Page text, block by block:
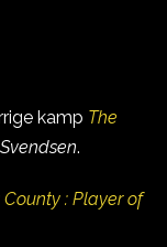
kamp The
.
County : Player of